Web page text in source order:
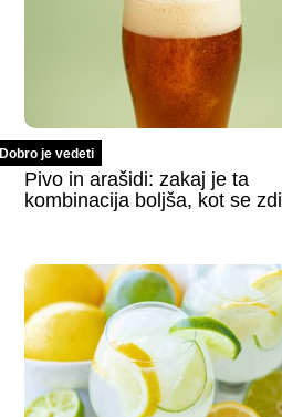
Dobro je vedeti
Pivo in arašidi: zakaj je ta
kombinacija boljša, kot se zdi